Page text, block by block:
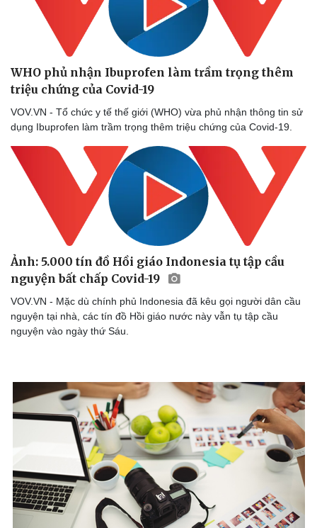
Lịch thi đấu bóng đá
Thế giới thể thao
eSports
Hậu trường
Ô tô - Xe máy
Ô tô
Xe máy
Tư vấn
WHO phủ nhận Ibuprofen làm trầm trọng thêm
triệu chứng của Covid-19
VOV.VN - Tổ chức y tế thế giới (WHO) vừa phủ nhận thông tin sử
dụng Ibuprofen làm trầm trọng thêm triệu chứng của Covid-19.
Ảnh: 5.000 tín đồ Hồi giáo Indonesia tụ tập cầu
nguyện bất chấp Covid-19
VOV.VN - Mặc dù chính phủ Indonesia đã kêu gọi người dân cầu
nguyện tại nhà, các tín đồ Hồi giáo nước này vẫn tụ tập cầu
nguyện vào ngày thứ Sáu.